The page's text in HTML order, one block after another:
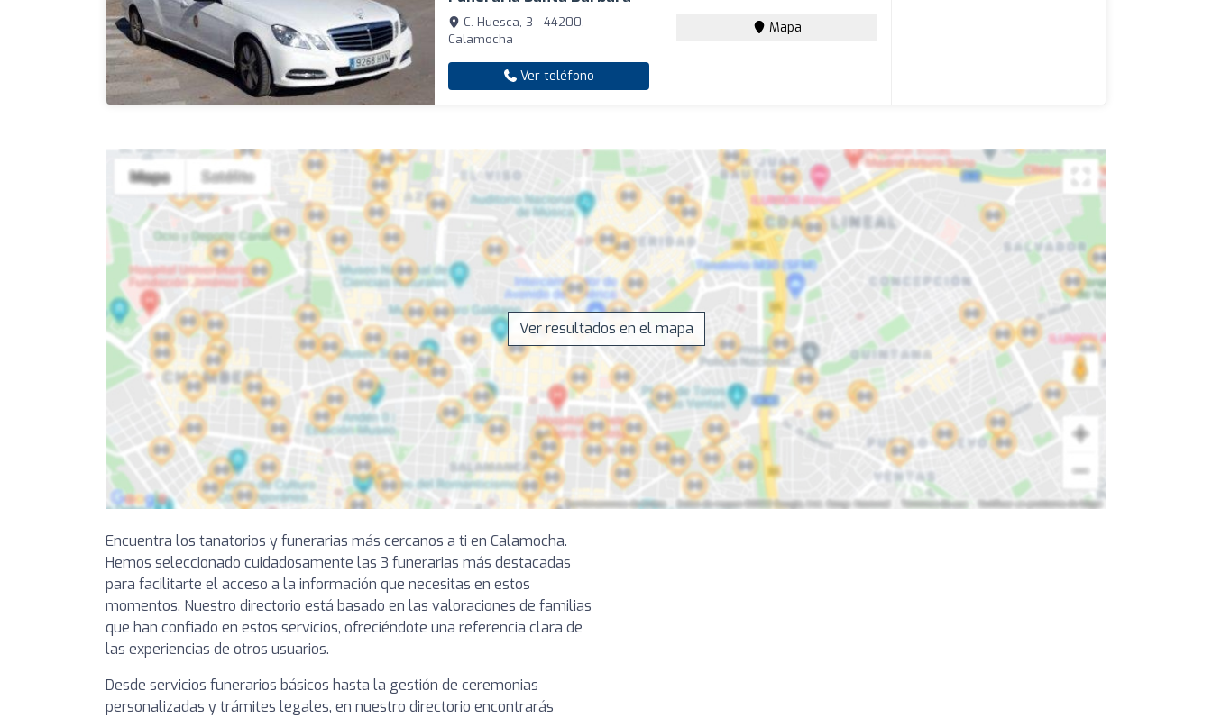
C. Huesca, 3 - 44200,
Calamocha
Mapa
Ver teléfono
Ver resultados en el mapa
Encuentra los tanatorios y funerarias más cercanos a ti en Calamocha.
Hemos seleccionado cuidadosamente las 3 funerarias más destacadas
para facilitarte el acceso a la información que necesitas en estos
momentos. Nuestro directorio está basado en las valoraciones de familias
que han confiado en estos servicios, ofreciéndote una referencia clara de
las experiencias de otros usuarios.
Desde servicios funerarios básicos hasta la gestión de ceremonias
personalizadas y trámites legales, en nuestro directorio encontrarás